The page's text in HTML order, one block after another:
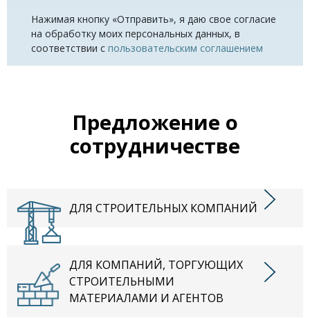
Нажимая кнопку «Отправить», я даю свое согласие
на обработку моих персональных данных, в
соответствии с пользовательским соглашением
Предложение о
сотрудничестве
ДЛЯ СТРОИТЕЛЬНЫХ КОМПАНИЙ
ДЛЯ КОМПАНИЙ, ТОРГУЮЩИХ
СТРОИТЕЛЬНЫМИ
МАТЕРИАЛАМИ И АГЕНТОВ